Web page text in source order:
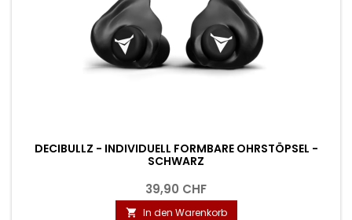
DECIBULLZ - INDIVIDUELL FORMBARE OHRSTÖPSEL -
SCHWARZ
39,90 CHF
 In den Warenkorb